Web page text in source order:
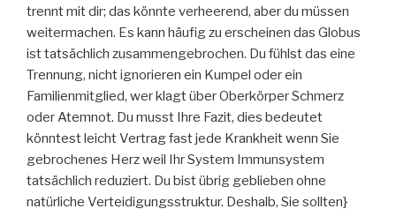
trennt mit dir; das könnte verheerend, aber du müssen
weitermachen. Es kann häufig zu erscheinen das Globus
ist tatsächlich zusammengebrochen. Du fühlst das eine
Trennung, nicht ignorieren ein Kumpel oder ein
Familienmitglied, wer klagt über Oberkörper Schmerz
oder Atemnot. Du musst Ihre Fazit, dies bedeutet
könntest leicht Vertrag fast jede Krankheit wenn Sie
gebrochenes Herz weil Ihr System Immunsystem
tatsächlich reduziert. Du bist übrig geblieben ohne
natürliche Verteidigungsstruktur. Deshalb, Sie sollten}